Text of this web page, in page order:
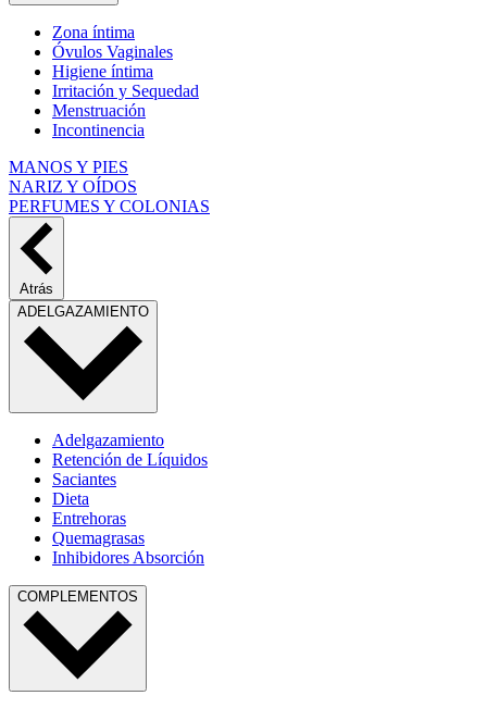
Zona íntima
Óvulos Vaginales
Higiene íntima
Irritación y Sequedad
Menstruación
Incontinencia
MANOS Y PIES
NARIZ Y OÍDOS
PERFUMES Y COLONIAS
Atrás
ADELGAZAMIENTO
Adelgazamiento
Retención de Líquidos
Saciantes
Dieta
Entrehoras
Quemagrasas
Inhibidores Absorción
COMPLEMENTOS